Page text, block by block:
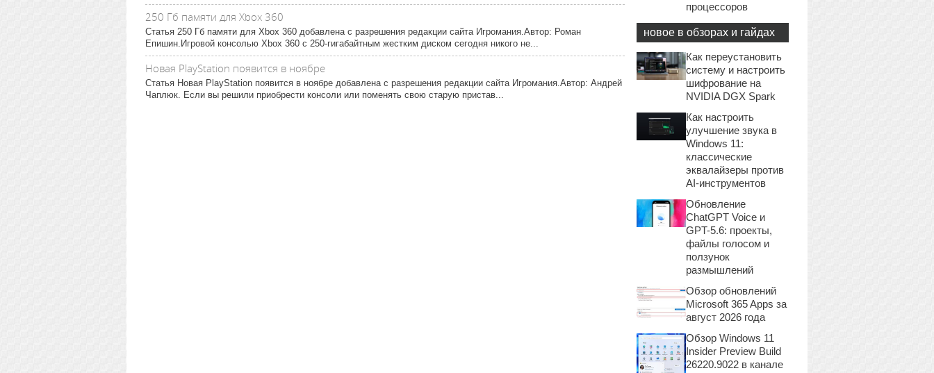
250 Гб памяти для Xbox 360
Статья 250 Гб памяти для Xbox 360 добавлена с разрешения редакции сайта Игромания.Автор: Роман
Епишин.Игровой консолью Xbox 360 с 250-гигабайтным жестким диском сегодня никого не...
Новая PlayStation появится в ноябре
Статья Новая PlayStation появится в ноябре добавлена с разрешения редакции сайта Игромания.Автор: Андрей
Чаплюк. Если вы решили приобрести консоли или поменять свою старую пристав...
процессоров
новое в обзорах и гайдах
Как переустановить
систему и настроить
шифрование на
NVIDIA DGX Spark
Как настроить
улучшение звука в
Windows 11:
классические
эквалайзеры против
AI-инструментов
Обновление
ChatGPT Voice и
GPT-5.6: проекты,
файлы голосом и
ползунок
размышлений
Обзор обновлений
Microsoft 365 Apps за
август 2026 года
Обзор Windows 11
Insider Preview Build
26220.9022 в канале